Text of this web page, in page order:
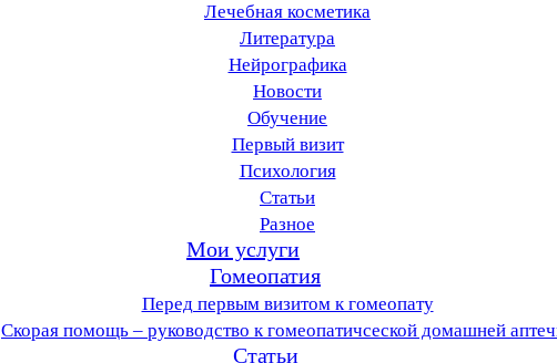
Лечебная косметика
Литература
Нейрографика
Новости
Обучение
Первый визит
Психология
Статьи
Разное
Мои услуги
Гомеопатия
Перед первым визитом к гомеопату
Скорая помощь – руководство к гомеопатичсеской домашней
Статьи